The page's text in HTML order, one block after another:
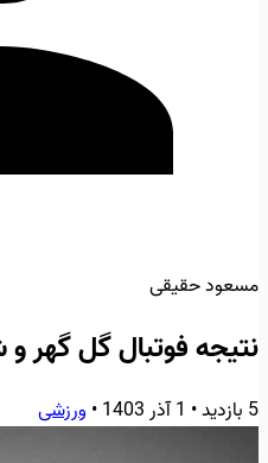
مسعود حقیقی
نتیجه فوتبال گل گهر و
5 بازدید • 1 آذر 1403 • ورزشی